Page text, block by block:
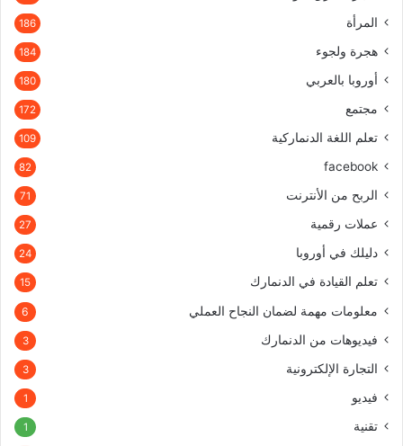
المرأة 186
هجرة ولجوء 184
أوروبا بالعربي 180
مجتمع 172
تعلم اللغة الدنماركية 109
facebook
82
الربح من الأنترنت 71
عملات رقمية 27
دليلك في أوروبا 24
تعلم القيادة في الدنمارك 15
معلومات مهمة لضمان النجاح العملي 6
فيديوهات من الدنمارك 3
التجارة الإلكترونية 3
فيديو 1
تقنية 1